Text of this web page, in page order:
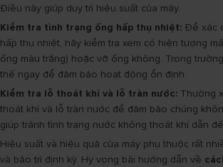
Điều này giúp duy trì hiệu suất của máy.
Kiểm tra tình trạng ống hấp thụ nhiệt: Để xác
hấp thụ nhiệt, hãy kiểm tra xem có hiện tượng
ống màu trắng) hoặc vỡ ống không. Trong
thế ngay để đảm bảo hoạt động ổn định.
Kiểm tra lỗ thoát khí và lỗ tràn nước: Thường
thoát khí và lỗ tràn nước để đảm bảo chúng
giúp tránh tình trạng nước không thoát khí dẫn
Hiệu suất và hiệu quả của máy phụ thuộc rất
và bảo trì định kỳ. Hy vọng bài hướng dẫn về